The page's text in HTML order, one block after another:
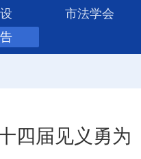
市法学会
四届见义勇为